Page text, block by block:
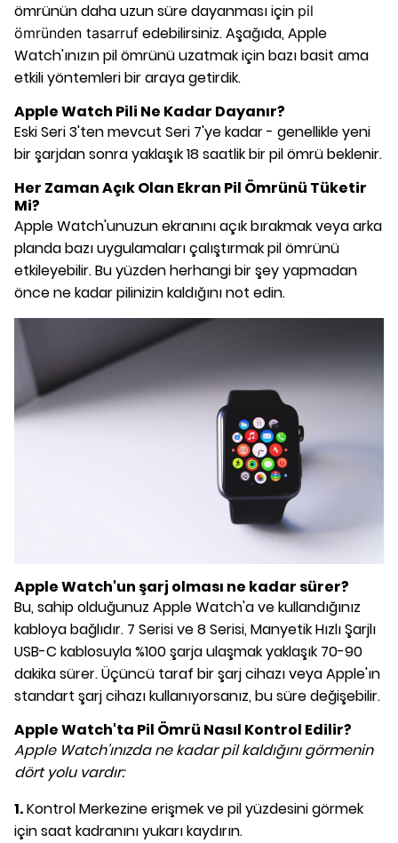
ömrünün daha uzun süre dayanması için pil
ömründen tasarruf edebilirsiniz. Aşağıda, Apple
Watch'ınızın pil ömrünü uzatmak için bazı basit ama
etkili yöntemleri bir araya getirdik.
Apple Watch Pili Ne Kadar Dayanır?
Eski Seri 3'ten mevcut Seri 7'ye kadar - genellikle yeni
bir şarjdan sonra yaklaşık 18 saatlik bir pil ömrü beklenir.
Her Zaman Açık Olan Ekran Pil Ömrünü Tüketir
Mi?
Apple Watch'unuzun ekranını açık bırakmak veya arka
planda bazı uygulamaları çalıştırmak pil ömrünü
etkileyebilir. Bu yüzden herhangi bir şey yapmadan
önce ne kadar pilinizin kaldığını not edin.
Apple Watch'un şarj olması ne kadar sürer?
Bu, sahip olduğunuz Apple Watch'a ve kullandığınız
kabloya bağlıdır. 7 Serisi ve 8 Serisi, Manyetik Hızlı Şarjlı
USB-C kablosuyla %100 şarja ulaşmak yaklaşık 70-90
dakika sürer. Üçüncü taraf bir şarj cihazı veya Apple'ın
standart şarj cihazı kullanıyorsanız, bu süre değişebilir.
Apple Watch'ta Pil Ömrü Nasıl Kontrol Edilir?
Apple Watch'ınızda ne kadar pil kaldığını görmenin
dört yolu vardır:
1.Kontrol Merkezine erişmek ve pil yüzdesini görmek
için saat kadranını yukarı kaydırın.